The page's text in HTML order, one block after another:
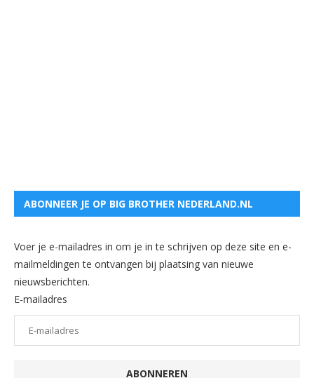
ABONNEER JE OP BIG BROTHER NEDERLAND.NL
Voer je e-mailadres in om je in te schrijven op deze site en e-
mailmeldingen te ontvangen bij plaatsing van nieuwe
nieuwsberichten.
E-mailadres
ABONNEREN